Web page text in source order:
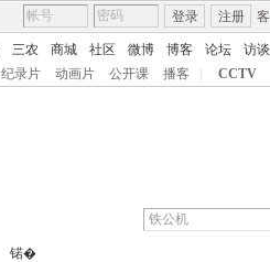
登录 注册
三农 商城 社区 微博 博客 论坛 访谈
纪录片 动画片 公开课 播客 CCTV
锘�